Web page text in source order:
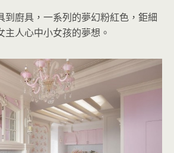
到廚具，一系列的夢幻粉紅色，鉅細
主人心中小女孩的夢想。